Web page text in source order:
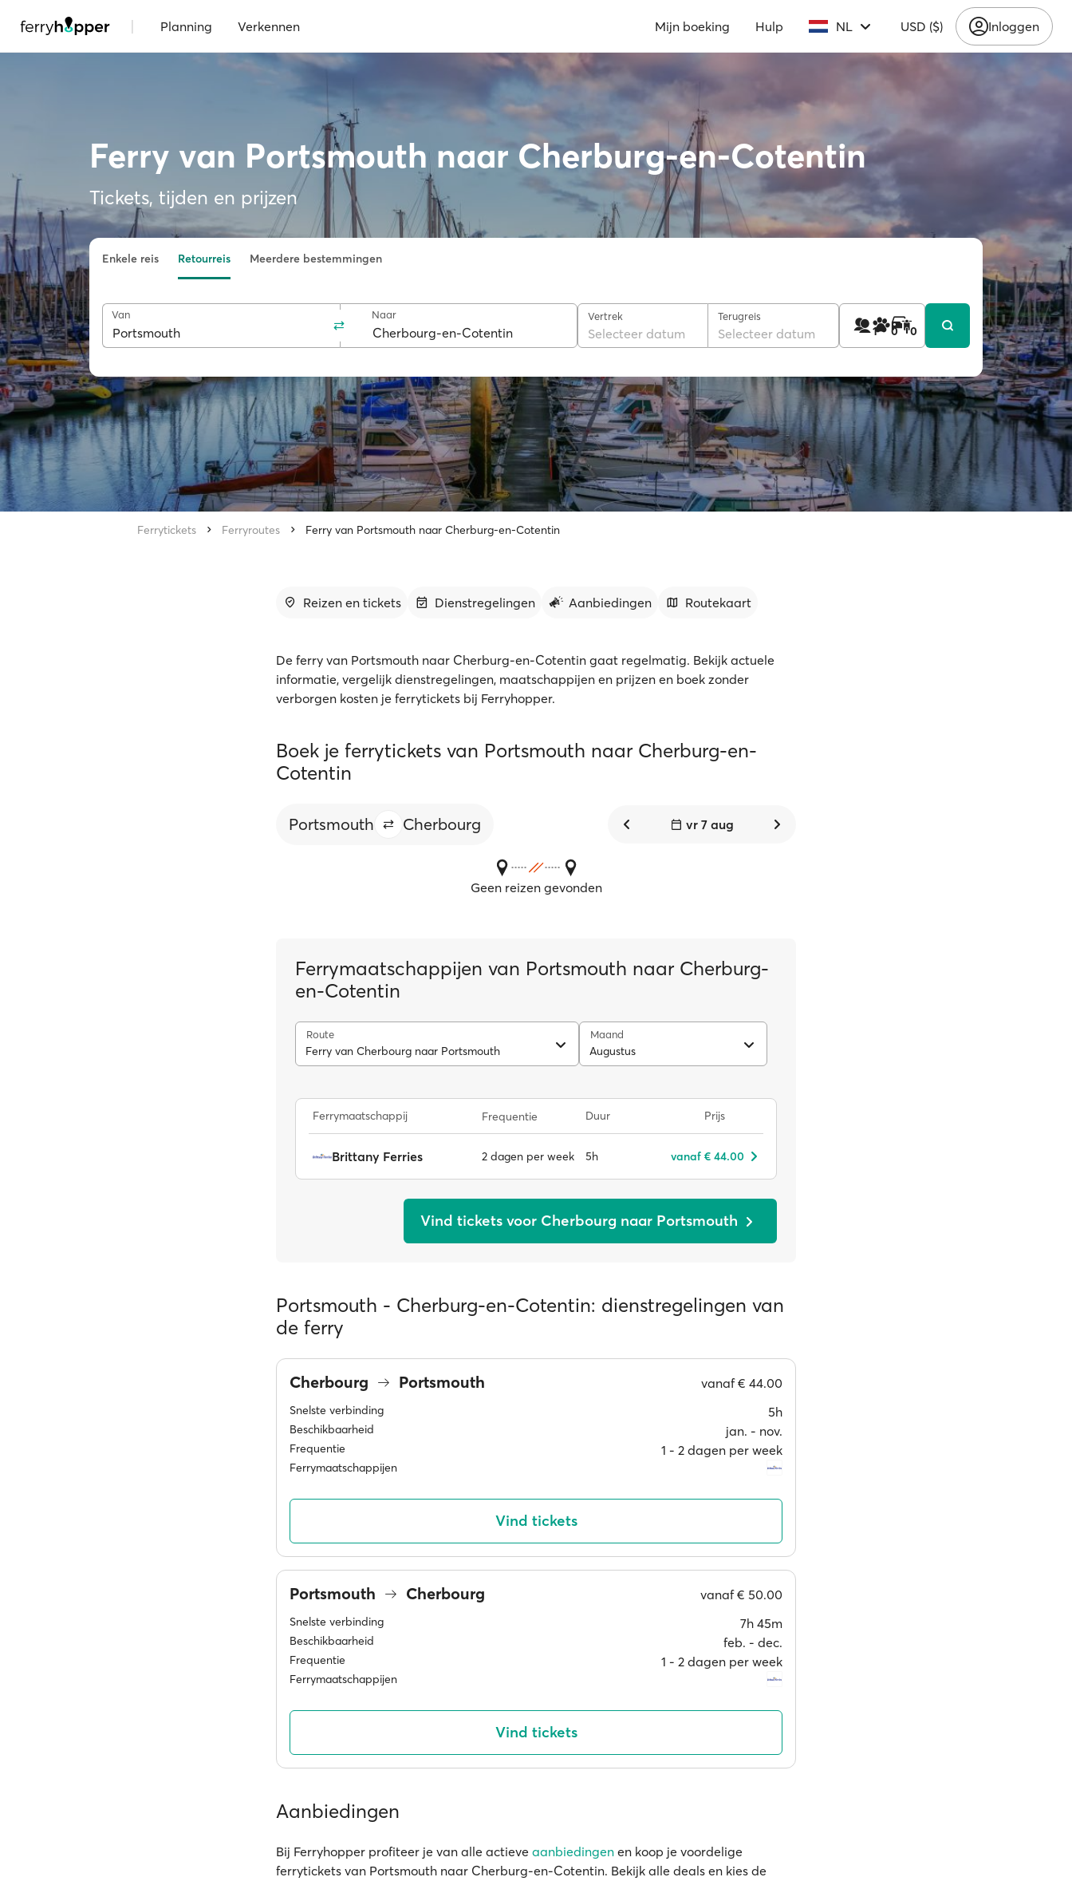
| Planning Verkennen Mijn boeking Hulp NL USD ($) Inloggen
Ferry van Portsmouth naar Cherburg-en-Cotentin
Tickets, tijden en prijzen
Enkele reis Retourreis Meerdere bestemmingen
Van Naar Vertrek
Selecteer datum
Terugreis
Selecteer datum 1 0 0
Ferrytickets Ferryroutes Ferry van Portsmouth naar Cherburg-en-Cotentin
Reizen en tickets Dienstregelingen Aanbiedingen Routekaart
De ferry van Portsmouth naar Cherburg-en-Cotentin gaat regelmatig. Bekijk actuele
informatie, vergelijk dienstregelingen, maatschappijen en prijzen en boek zonder
verborgen kosten je ferrytickets bij Ferryhopper.
Boek je ferrytickets van Portsmouth naar Cherburg-en-
Cotentin
Portsmouth Cherbourg vr 7 aug
Geen reizen gevonden
Ferrymaatschappijen van Portsmouth naar Cherburg-
en-Cotentin
Route
Ferry van Cherbourg naar Portsmouth
Maand
Augustus
Ferrymaatschappij Frequentie Duur Prijs
Brittany Ferries 2 dagen per week 5h vanaf € 44.00
Vind tickets voor Cherbourg naar Portsmouth
Portsmouth - Cherburg-en-Cotentin: dienstregelingen van
de ferry
Cherbourg Portsmouth vanaf€ 44.00
Snelste verbinding 5h
Beschikbaarheid jan. ‐ nov.
Frequentie 1 ‐ 2 dagen per week
Ferrymaatschappijen
Vind tickets
Portsmouth Cherbourg vanaf€ 50.00
Snelste verbinding 7h 45m
Beschikbaarheid feb. ‐ dec.
Frequentie 1 ‐ 2 dagen per week
Ferrymaatschappijen
Vind tickets
Aanbiedingen
Bij Ferryhopper profiteer je van alle actieve aanbiedingen en koop je voordelige
ferrytickets van Portsmouth naar Cherburg-en-Cotentin. Bekijk alle deals en kies de